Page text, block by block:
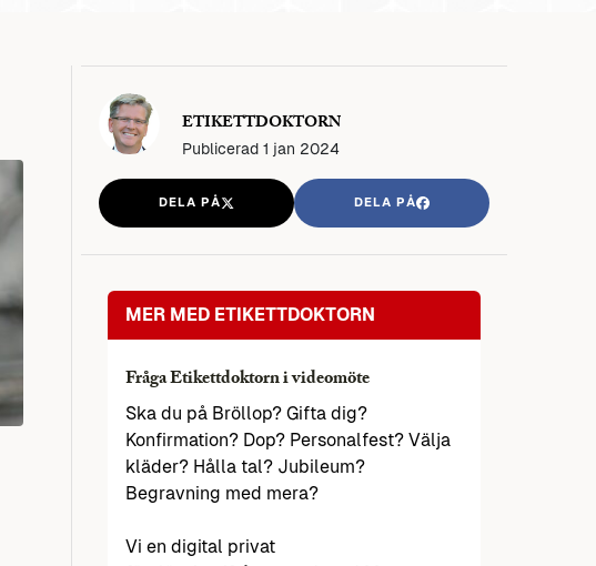
ETIKETTDOKTORN
Publicerad 1 jan 2024
DELA PÅ DELA PÅ
MER MED ETIKETTDOKTORN
Fråga Etikettdoktorn i videomöte
Ska du på Bröllop? Gifta dig?
Konfirmation? Dop? Personalfest? Välja
kläder? Hålla tal? Jubileum?
Begravning med mera?
Vi en digital privat